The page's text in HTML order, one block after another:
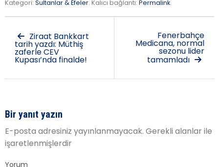
Kategori: Sultanlar & Efeler. Kalıcı bağlantı: Permalink.
Ziraat Bankkart
tarih yazdı: Müthiş
zaferle CEV
Kupası’nda finalde!
Fenerbahçe
Medicana, normal
sezonu lider
tamamladı
Bir yanıt yazın
E-posta adresiniz yayınlanmayacak. Gerekli alanlar ile
işaretlenmişlerdir
Yorum